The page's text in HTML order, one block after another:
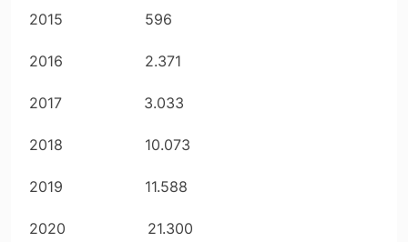
2015 596
2016 2.371
2017 3.033
2018 10.073
2019 11.588
2020 21.300